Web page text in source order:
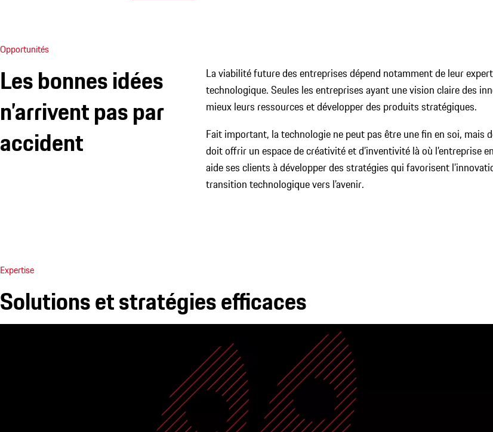
Opportunités
Les bonnes idées
n’arrivent pas par
accident
La viabilité future des entreprises dépend notamment de leur
technologique. Seules les entreprises ayant une vision claire des
mieux leurs ressources et développer des produits stratégiques.
Fait important, la technologie ne peut pas être une fin en soi, mais
doit offrir un espace de créativité et d’inventivité là où l’entreprise
aide ses clients à développer des stratégies qui favorisent
transition technologique vers l’avenir.
Expertise
Solutions et stratégies efficaces